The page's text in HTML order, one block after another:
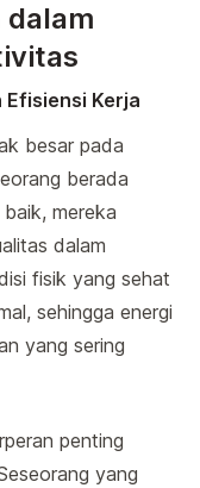
dalam
Kerja
besar pada
berada
mereka
dalam
fisik yang sehat
sehingga energi
yang sering
penting
yang